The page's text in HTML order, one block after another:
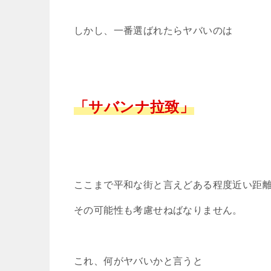
しかし、一番選ばれたらヤバいのは
「サバンナ拉致」
ここまで平和な街と言えどある程度近い距
その可能性も考慮せねばなりません。
これ、何がヤバいかと言うと